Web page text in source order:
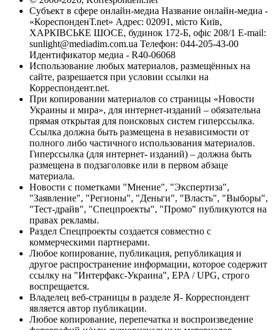
Субъект в сфере онлайн-медиа Название онлайн-медиа -
«КореспонденТ.net» Адрес: 02091, місто Київ,
ХАРКІВСЬКЕ ШОСЕ, будинок 172-Б, офіс 208/1 E-mail:
sunlight@mediadim.com.ua Телефон: 044-205-43-00
Идентификатор медиа - R40-06068
Использование любых материалов, размещённых на
сайте, разрешается при условии ссылки на
Корреспондент.net.
При копировании материалов со страницы «Новости
Украины и мира», для интернет-изданий – обязательна
прямая открытая для поисковых систем гиперссылка.
Ссылка должна быть размещена в независимости от
полного либо частичного использования материалов.
Гиперссылка (для интернет- изданий) – должна быть
размещена в подзаголовке или в первом абзаце
материала.
Новости с пометками "Мнение", "Экспертиза",
"Заявление", "Регионы", "Деньги", "Власть", "Выборы",
"Тест-драйв", "Спецпроекты", "Промо" публикуются на
правах рекламы.
Раздел Спецпроекты создается совместно с
коммерческими партнерами.
Любое копирование, публикация, републикация и
другое распространение информации, которое содержит
ссылку на "Интерфакс-Украина", EPA / UPG, строго
воспрещается.
Владелец веб-страницы в разделе Я- Корреспондент
является автор публикации.
Любое копирование, перепечатка и воспроизведение